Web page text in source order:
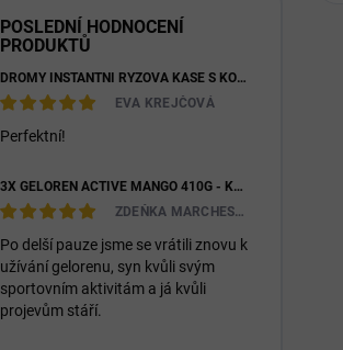
POSLEDNÍ HODNOCENÍ
PRODUKTŮ
DROMY INSTANTNÍ RÝŽOVÁ KAŠE S KOZÍM MLÉKEM & PREBIOTIKY 1200G
EVA KREJČOVÁ
Perfektní!
3X GELOREN ACTIVE MANGO 410G - KLOUBNÍ VÝŽIVA PRO LIDI (3X 90KS)
ZDEŇKA MARCHESIOVÁ
Po delší pauze jsme se vrátili znovu k
užívání gelorenu, syn kvůli svým
sportovním aktivitám a já kvůli
projevům stáří.